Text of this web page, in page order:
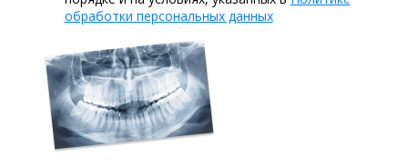
реставрации зубов передней группы
с использованием наногибридного
композита Filtek Z550
2015 - Минимально инвазивный
подход к эстетической реставрации
обработки персональных данных